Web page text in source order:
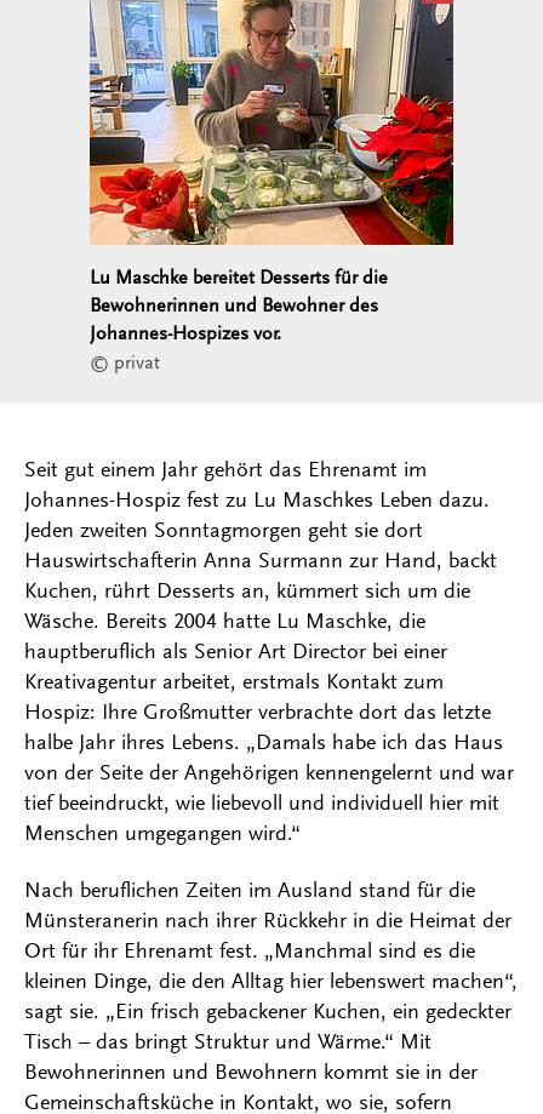
Lu Maschke bereitet Desserts für die
Bewohnerinnen und Bewohner des
Johannes-Hospizes vor.
© privat
Seit gut einem Jahr gehört das Ehrenamt im
Johannes-Hospiz fest zu Lu Maschkes Leben dazu.
Jeden zweiten Sonntagmorgen geht sie dort
Hauswirtschafterin Anna Surmann zur Hand, backt
Kuchen, rührt Desserts an, kümmert sich um die
Wäsche. Bereits 2004 hatte Lu Maschke, die
hauptberuflich als Senior Art Director bei einer
Kreativagentur arbeitet, erstmals Kontakt zum
Hospiz: Ihre Großmutter verbrachte dort das letzte
halbe Jahr ihres Lebens. „Damals habe ich das Haus
von der Seite der Angehörigen kennengelernt und war
tief beeindruckt, wie liebevoll und individuell hier mit
Menschen umgegangen wird.“
Nach beruflichen Zeiten im Ausland stand für die
Münsteranerin nach ihrer Rückkehr in die Heimat der
Ort für ihr Ehrenamt fest. „Manchmal sind es die
kleinen Dinge, die den Alltag hier lebenswert machen“,
sagt sie. „Ein frisch gebackener Kuchen, ein gedeckter
Tisch – das bringt Struktur und Wärme.“ Mit
Bewohnerinnen und Bewohnern kommt sie in der
Gemeinschaftsküche in Kontakt, wo sie, sofern